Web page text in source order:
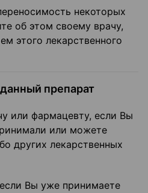
некоторых
об этом своему врачу,
этого лекарственного
препарат
или фармацевту, если Вы
или можете
других лекарственных
Вы уже принимаете